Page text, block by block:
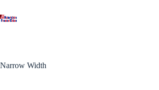
au
contenu
Narrow Width